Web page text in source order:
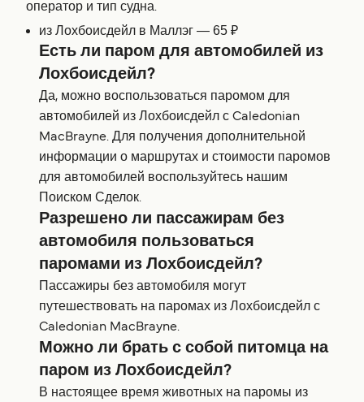
оператор и тип судна.
из Лохбоисдейл в Маллэг — 65 ₽
Есть ли паром для автомобилей из
Лохбоисдейл?
Да, можно воспользоваться паромом для
автомобилей из Лохбоисдейл с Caledonian
MacBrayne. Для получения дополнительной
информации о маршрутах и стоимости паромов
для автомобилей воспользуйтесь нашим
Поиском Сделок.
Разрешено ли пассажирам без
автомобиля пользоваться
паромами из Лохбоисдейл?
Пассажиры без автомобиля могут
путешествовать на паромах из Лохбоисдейл с
Caledonian MacBrayne.
Можно ли брать с собой питомца на
паром из Лохбоисдейл?
В настоящее время животных на паромы из